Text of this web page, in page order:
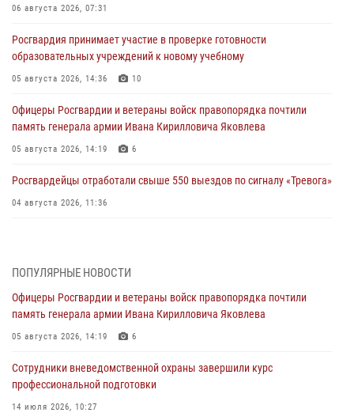
06 августа 2026, 07:31
Росгвардия принимает участие в проверке готовности
образовательных учреждений к новому учебному
05 августа 2026, 14:36 10
Офицеры Росгвардии и ветераны войск правопорядка почтили
память генерала армии Ивана Кирилловича Яковлева
05 августа 2026, 14:19 6
Росгвардейцы отработали свыше 550 выездов по сигналу «Тревога»
04 августа 2026, 11:36
04 августа 2026, 09:05
Росгвардия обеспечила безопасность граждан на праздновании
Дня ВДВ в Липецке
03 августа 2026, 13:43
Росгвардейцы обеспечили безопасность граждан в День Лев-
Толстовского района
03 августа 2026, 13:41
ПОПУЛЯРНЫЕ НОВОСТИ
Офицеры Росгвардии и ветераны войск правопорядка почтили
память генерала армии Ивана Кирилловича Яковлева
05 августа 2026, 14:19 6
Сотрудники вневедомственной охраны завершили курс
профессиональной подготовки
14 июля 2026, 10:27